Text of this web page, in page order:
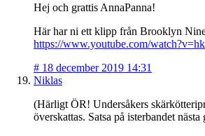
Hej och grattis AnnaPanna!
Här har ni ett klipp från Brooklyn
https://www.youtube.com/
# 18 december 2019 14:31
Niklas
(Härligt ÖR! Undersåkers
överskattas. Satsa på isterbandet nästa